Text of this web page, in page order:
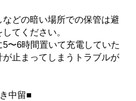
どの暗い場所での保管は避
てください。
〜6時間置いて充電していた
止まってしまうトラブルが
中留■